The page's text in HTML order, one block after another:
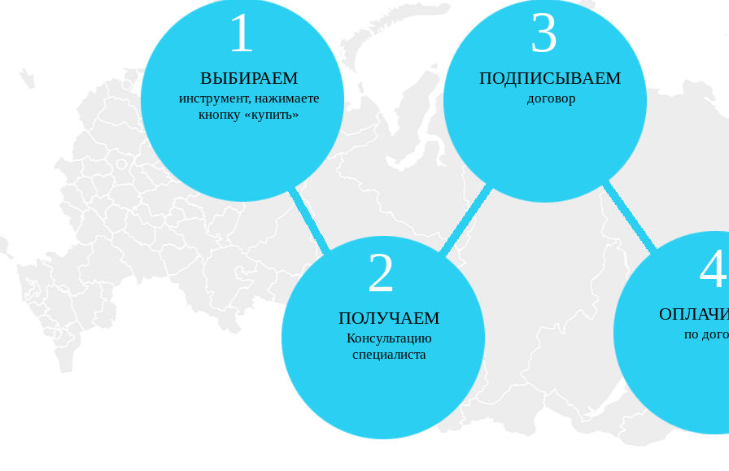
1
ВЫБИРАЕМ
инструмент, нажимаете
кнопку «купить»
3
ПОДПИСЫВАЕМ
договор
2
ПОЛУЧАЕМ
Консультацию
специалиста
4
по